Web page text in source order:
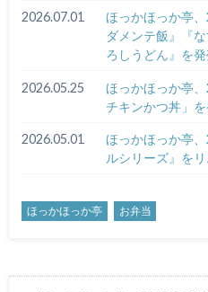
2026.07.01
ほっかほっか亭
ダメンテ飯』『
ろしうどん』を発
2026.05.25
ほっかほっか亭
チキンかつ丼」
2026.05.01
ほっかほっか亭
ルシリーズ』を
ほっかほっか亭 お弁当